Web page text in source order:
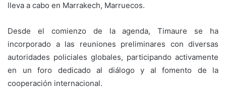
lleva a cabo en Marrakech, Marruecos.
Desde el comienzo de la agenda, Timaure se ha
incorporado a las reuniones preliminares con diversas
autoridades policiales globales, participando activamente
en un foro dedicado al diálogo y al fomento de la
cooperación internacional.